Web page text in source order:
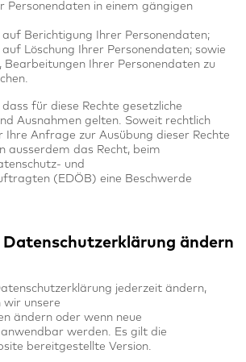
Personendaten in einem gängigen
auf Berichtigung Ihrer Personendaten;
Löschung Ihrer Personendaten; sowie
Bearbeitungen Ihrer Personendaten zu
für diese Rechte gesetzliche
Ausnahmen gelten. Soweit rechtlich
Ihre Anfrage zur Ausübung dieser Rechte
ausserdem das Recht, beim
und
(EDÖB) eine Beschwerde
ändern
jederzeit ändern,
wir unsere
ändern oder wenn neue
werden. Es gilt die
bereitgestellte Version.